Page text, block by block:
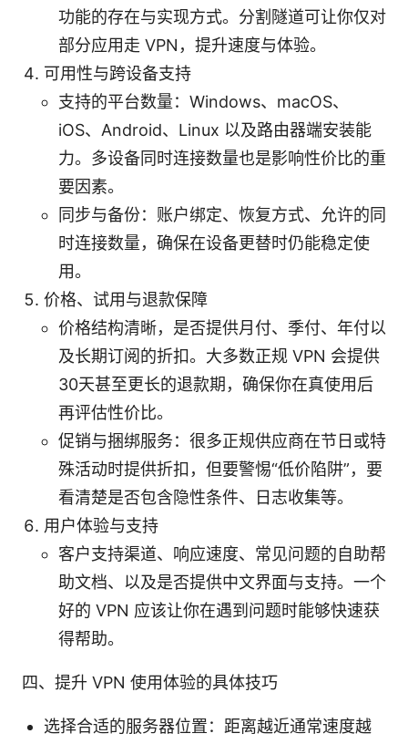
功能的存在与实现方式。分割隧道可让你仅对
部分应用走 VPN，提升速度与体验。
可用性与跨设备支持
支持的平台数量：Windows、macOS、
iOS、Android、Linux 以及路由器端安装能
力。多设备同时连接数量也是影响性价比的重
要因素。
同步与备份：账户绑定、恢复方式、允许的同
时连接数量，确保在设备更替时仍能稳定使
用。
价格、试用与退款保障
价格结构清晰，是否提供月付、季付、年付以
及长期订阅的折扣。大多数正规 VPN 会提供
30天甚至更长的退款期，确保你在真使用后
再评估性价比。
促销与捆绑服务：很多正规供应商在节日或特
殊活动时提供折扣，但要警惕“低价陷阱”，要
看清楚是否包含隐性条件、日志收集等。
用户体验与支持
客户支持渠道、响应速度、常见问题的自助帮
助文档、以及是否提供中文界面与支持。一个
好的 VPN 应该让你在遇到问题时能够快速获
得帮助。
四、提升 VPN 使用体验的具体技巧
选择合适的服务器位置：距离越近通常速度越